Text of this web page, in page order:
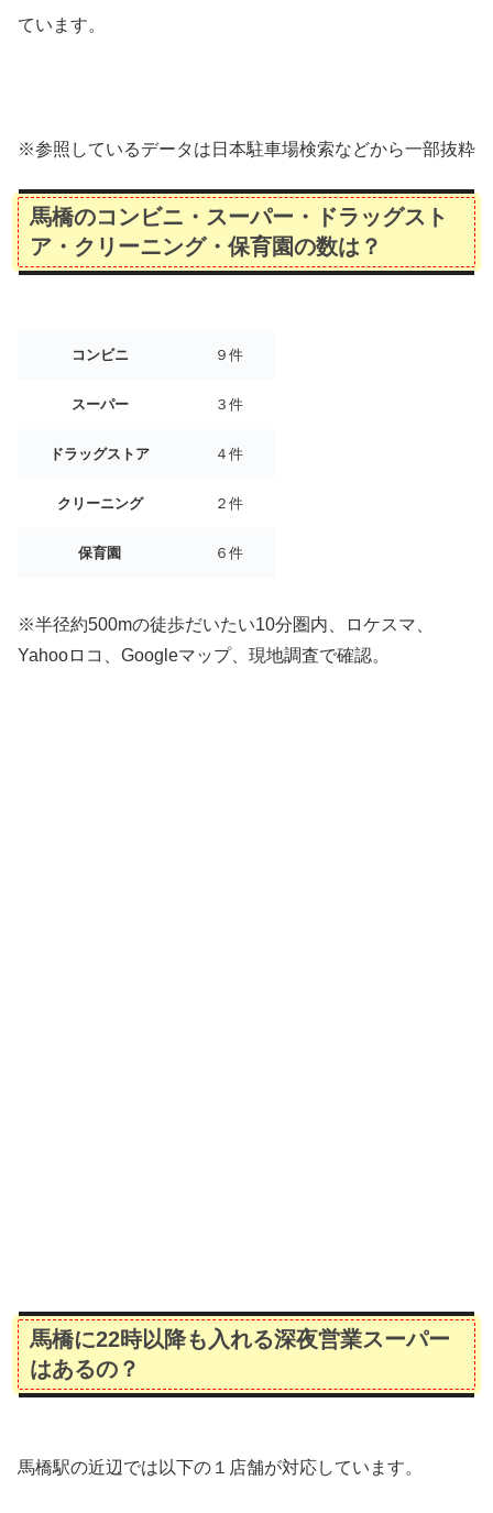
ています。
※参照しているデータは日本駐車場検索などから一部抜粋
馬橋のコンビニ・スーパー・ドラッグスト
ア・クリーニング・保育園の数は？
コンビニ ９件
スーパー ３件
ドラッグストア ４件
クリーニング ２件
保育園 ６件
※半径約500mの徒歩だいたい10分圏内、ロケスマ、
Yahooロコ、Googleマップ、現地調査で確認。
馬橋に22時以降も入れる深夜営業スーパー
はあるの？
馬橋駅の近辺では以下の１店舗が対応しています。